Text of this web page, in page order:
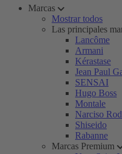
Marcas
Mostrar todos
Las principales
Lancôme
Armani
Kérastase
Jean Paul
SENSAI
Hugo Boss
Montale
Narciso
Shiseido
Rabanne
Marcas Premium